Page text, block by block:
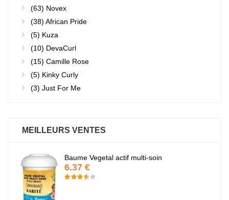
(63) Novex
(38) African Pride
(5) Kuza
(10) DevaCurl
(15) Camille Rose
(5) Kinky Curly
(3) Just For Me
MEILLEURS VENTES
Baume Vegetal actif multi-soin
6.37 €